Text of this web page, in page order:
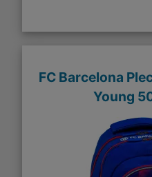
FC Barcelona
Young